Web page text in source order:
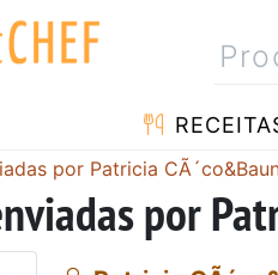
por Patricia
por